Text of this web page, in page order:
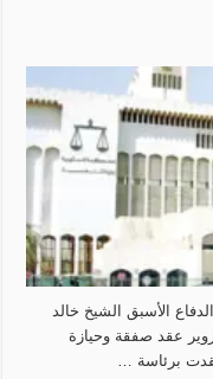
الأسبق الشيخ خالد
19 مليون دينار وتزوير عقد صفقة وحيازة
برئاسة …